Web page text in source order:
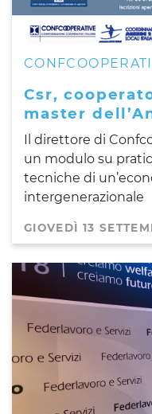
Csr,
master
Il direttore di
un modulo su
tecniche di
intergenerazionale
GIOVEDÌ 13